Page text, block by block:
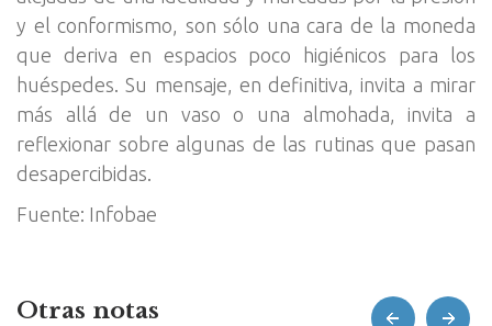
y el conformismo, son sólo una cara de la moneda
que deriva en espacios poco higiénicos para los
huéspedes. Su mensaje, en definitiva, invita a mirar
más allá de un vaso o una almohada, invita a
reflexionar sobre algunas de las rutinas que pasan
desapercibidas.
Fuente: Infobae
Otras notas prev next